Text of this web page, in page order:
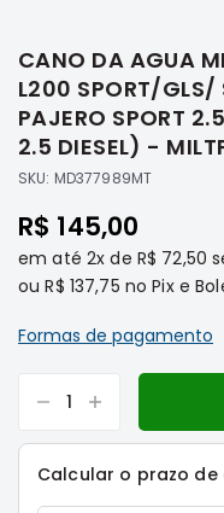
L200
o
início
da
Galeria
de
imagens
CANO DA AGUA
L200 SPORT/
PAJERO SPORT
2.5 DIESEL) -
SKU: MD377989MT
R$ 145,00
em até 2x de R$ 72,50
ouR$ 137,75 no Pix e
Formas de pagamento
Calcular o prazo de